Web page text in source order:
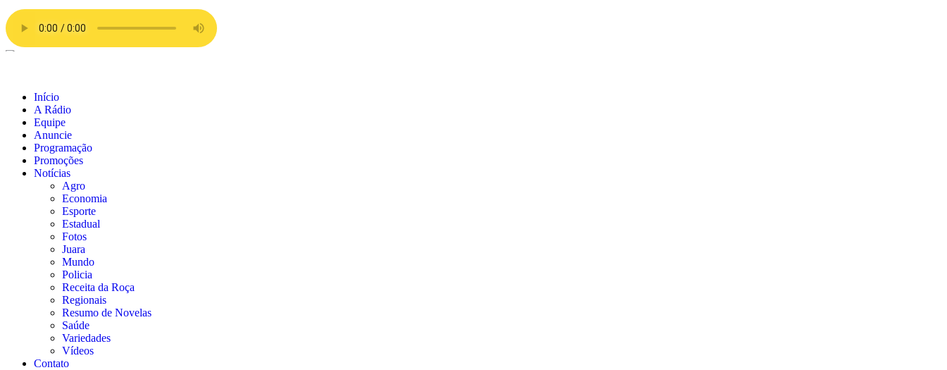
Início
A Rádio
Equipe
Anuncie
Programação
Promoções
Notícias
Agro
Economia
Esporte
Estadual
Fotos
Juara
Mundo
Policia
Receita da Roça
Regionais
Resumo de Novelas
Saúde
Variedades
Vídeos
Contato